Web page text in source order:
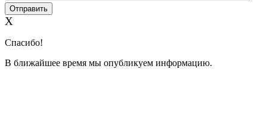
X
Спасибо!
В ближайшее время мы опубликуем информацию.